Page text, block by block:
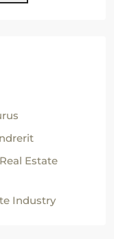
Estate
Industry